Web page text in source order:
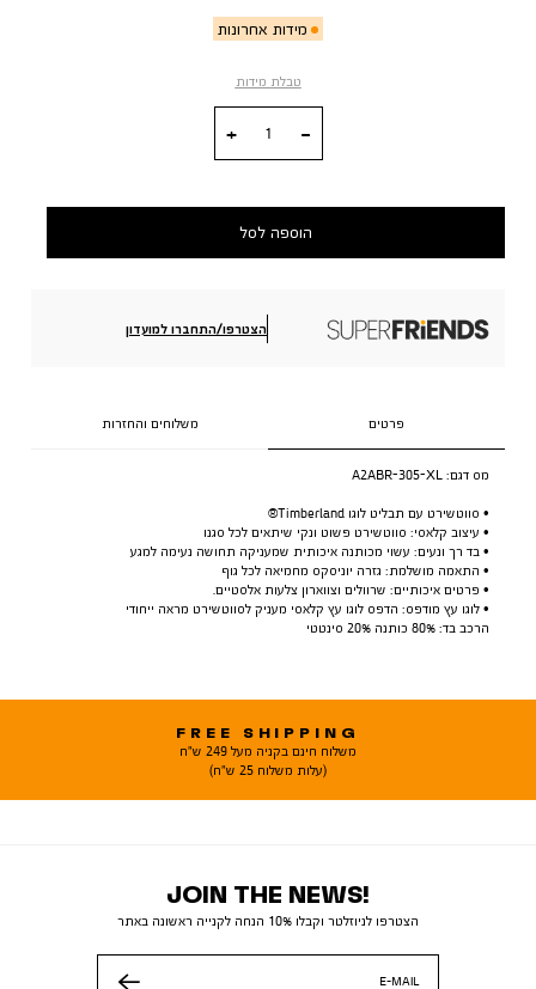
מידות אחרונות
טבלת מידות
הוספה לסל
הצטרפו/התחברו למועדון
פרטים משלוחים והחזרות
מס דגם: A2ABR-305-XL
• סווטשירט עם תבליט לוגו Timberland®
• עיצוב קלאסי: סווטשירט פשוט ונקי שיתאים לכל סגנו
• בד רך ונעים: עשוי מכותנה איכותית שמעניקה תחושה נעימה למגע
• התאמה מושלמת: גזרה יוניסקס מחמיאה לכל גוף
• פרטים איכותיים: שרוולים וצווארון צלעות אלסטיים.
• לוגו עץ מודפס: הדפס לוגו עץ קלאסי מעניק לסווטשירט מראה ייחודי
הרכב בד: 80% כותנה 20% סינטטי
FREE SHIPPING
משלוח חינם בקניה מעל 249 ש"ח
(עלות משלוח 25 ש"ח)
JOIN THE NEWS!
הצטרפו לניוזלטר וקבלו 10% הנחה לקנייה ראשונה באתר
E-MAIL